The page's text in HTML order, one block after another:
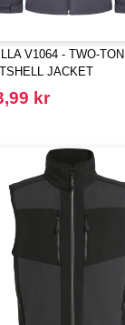
V1064 - TWO-
JACKET
kr